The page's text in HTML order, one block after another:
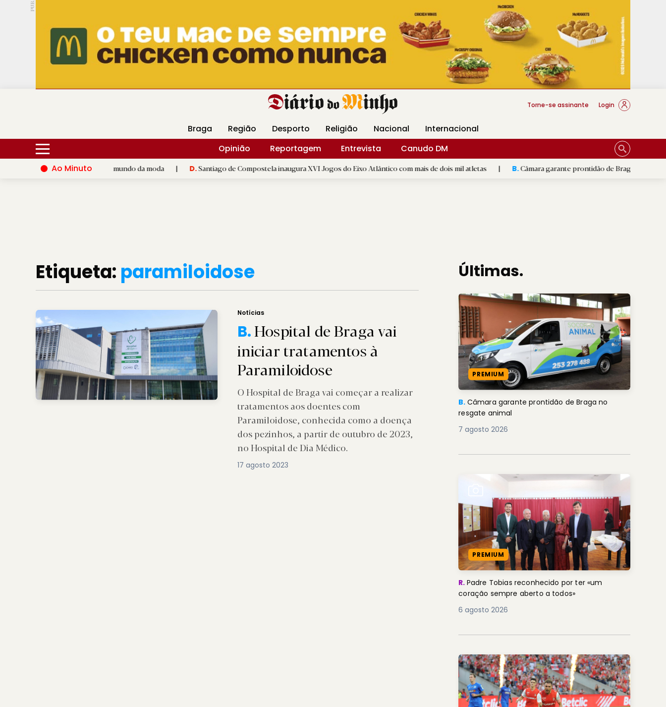
PUB.
Hoje 16ºC 25ºC DMtv Revista Minha Gráfica DM Livraria DM Arquidiocese Braga
Torne-se assinante Login
Braga Região Desporto Religião Nacional
Internacional
Opinião
Reportagem Entrevista
Canudo DM
Ao Minuto
e à inovação do mundo da moda | D.Santiago de Compostela inaugura XVI Jogos do Eixo Atlântico com mais de dois mil atletas | B.Câmara garante prontidão de Braga no resgate animal
Etiqueta: paramiloidose
Notícias
B.Hospital de Braga vai
iniciar tratamentos à
Paramiloidose
O Hospital de Braga vai começar a realizar
tratamentos aos doentes com
Paramiloidose, conhecida como a doença
dos pezinhos, a partir de outubro de 2023,
no Hospital de Dia Médico.
17 agosto 2023
Últimas.
PREMIUM
B. Câmara garante prontidão de Braga no
resgate animal
7 agosto 2026
PREMIUM
R. Padre Tobias reconhecido por ter «um
coração sempre aberto a todos»
6 agosto 2026